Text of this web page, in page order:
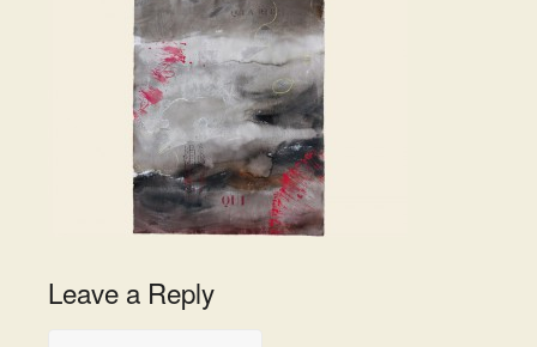
Leave a Reply